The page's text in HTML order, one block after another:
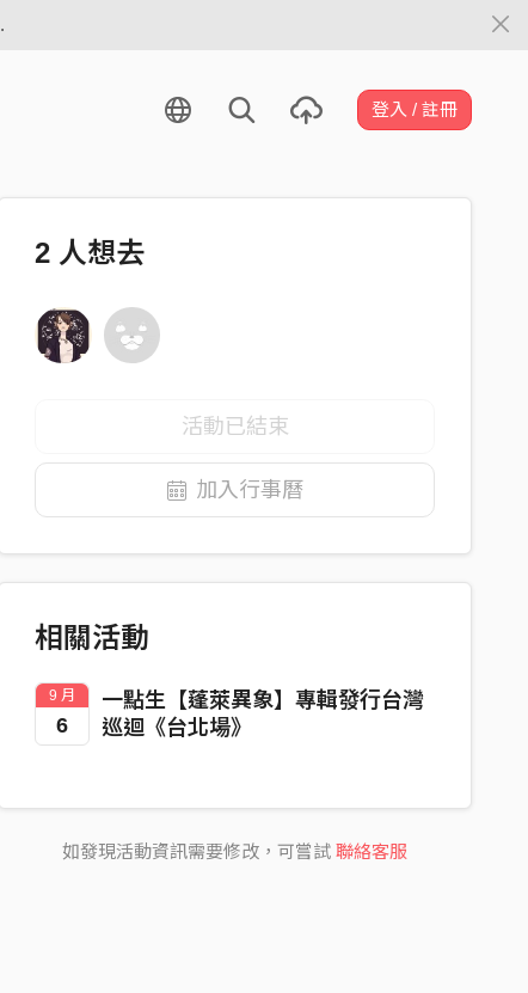
.
登入 / 註冊
2 人想去
活動已結束
加入行事曆
相關活動
9 月
6
一點生【蓬萊異象】專輯發行台灣
巡迴《台北場》
如發現活動資訊需要修改，可嘗試聯絡客服